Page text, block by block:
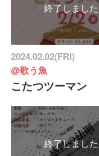
終了しました
2024.02.02(FRI)
@歌う魚
こたつツーマン
終了しました